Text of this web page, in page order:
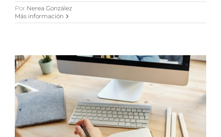
Por Nerea González
Más información